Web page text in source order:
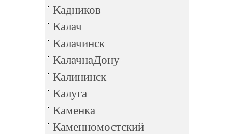
Кадников
Калач
Калачинск
КалачнаДону
Калининск
Калуга
Каменка
Каменномостский